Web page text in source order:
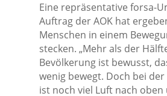
Eine repräsentative forsa-
Auftrag der AOK hat
Menschen in einem
stecken. „Mehr als der
Bevölkerung ist bewusst,
wenig bewegt. Doch bei
ist noch viel Luft nach oben